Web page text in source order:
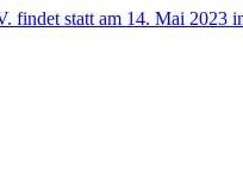
findet statt am 14. Mai 2023